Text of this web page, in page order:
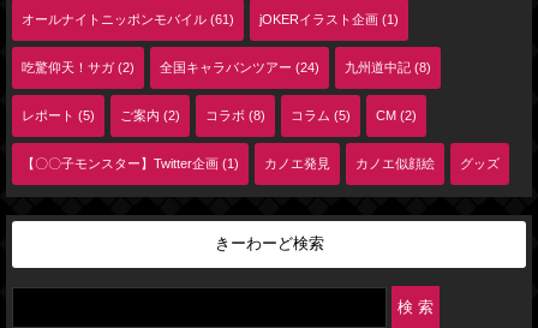
オールナイトニッポンモバイル (61) jOKERイラスト企画 (1)
吃驚仰天！サガ (2) 全国キャラバンツアー (24) 九州道中記 (8)
レポート (5) ご案内 (2) コラボ (8) コラム (5) CM (2)
【〇〇子モンスター】Twitter企画 (1) カノエ発見 カノエ似顔絵 グッズ
きーわーど検索